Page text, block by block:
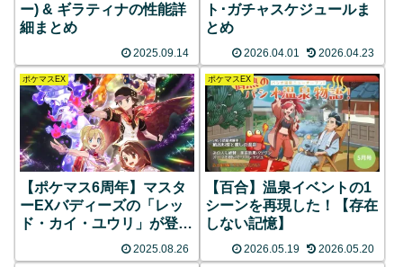
ー) & ギラティナの性能詳
細まとめ
2025.09.14
ト･ガチャスケジュールま
とめ
2026.04.01 2026.04.23
ポケマスEX
【ポケマス6周年】マスタ
ーEXバディーズの「レッ
ド・カイ・ユウリ」が登
2025.08.26
ポケマスEX
【百合】温泉イベントの1
シーンを再現した！【存在
しない記憶】
2026.05.19 2026.05.20